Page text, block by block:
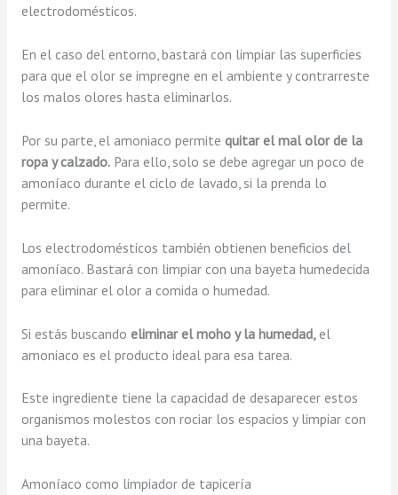
electrodomésticos.
En el caso del entorno, bastará con limpiar las superficies
para que el olor se impregne en el ambiente y contrarreste
los malos olores hasta eliminarlos.
Por su parte, el amoniaco permite quitar el mal olor de la
ropa y calzado.Para ello, solo se debe agregar un poco de
amoníaco durante el ciclo de lavado, si la prenda lo
permite.
Los electrodomésticos también obtienen beneficios del
amoníaco. Bastará con limpiar con una bayeta humedecida
para eliminar el olor a comida o humedad.
Si estás buscando eliminar el moho y la humedad,el
amoniaco es el producto ideal para esa tarea.
Este ingrediente tiene la capacidad de desaparecer estos
organismos molestos con rociar los espacios y limpiar con
una bayeta.
Amoníaco como limpiador de tapicería